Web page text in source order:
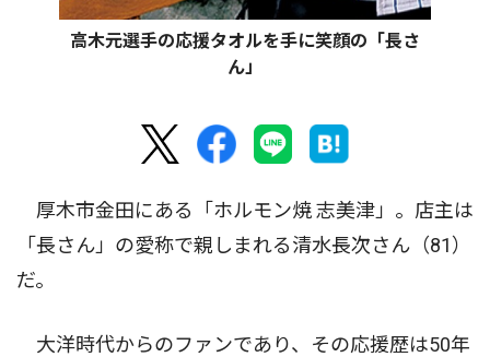
高木元選手の応援タオルを手に笑顔の「長さ
ん」
厚木市金田にある「ホルモン焼 志美津」。店主は
「長さん」の愛称で親しまれる清水長次さん（81）
だ。
大洋時代からのファンであり、その応援歴は50年